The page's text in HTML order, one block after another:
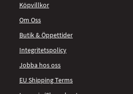
Köpvillkor
Om Oss
Butik & Öppettider
Integritetspolicy
Jobba hos oss
EU Shipping Terms